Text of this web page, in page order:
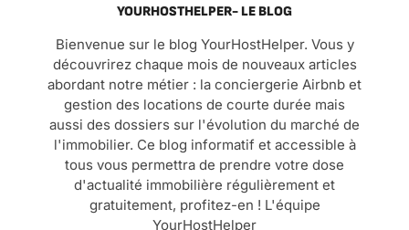
YOURHOSTHELPER- LE BLOG
Bienvenue sur le blog YourHostHelper. Vous y
découvrirez chaque mois de nouveaux articles
abordant notre métier : la conciergerie Airbnb et
gestion des locations de courte durée mais
aussi des dossiers sur l'évolution du marché de
l'immobilier. Ce blog informatif et accessible à
tous vous permettra de prendre votre dose
d'actualité immobilière régulièrement et
gratuitement, profitez-en ! L'équipe
YourHostHelper